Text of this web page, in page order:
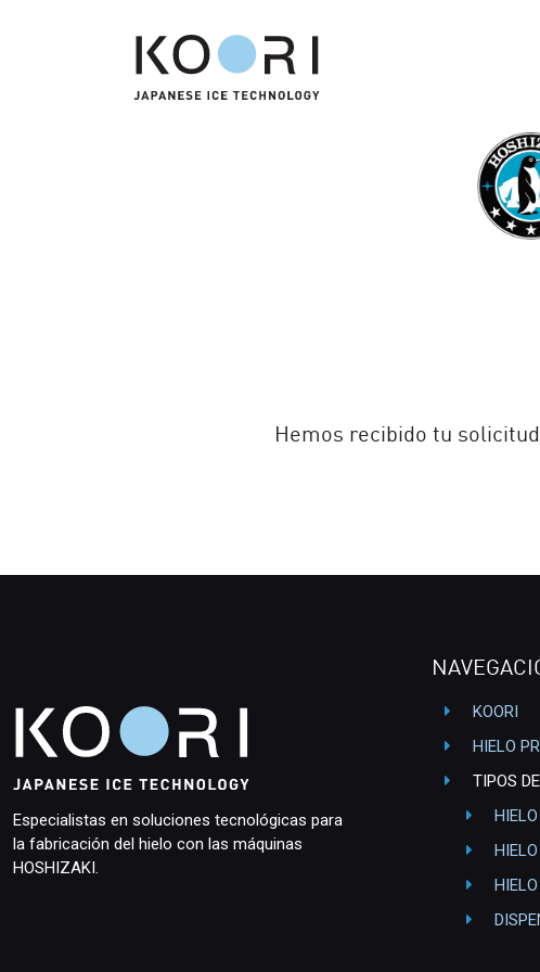
Hemos recibido tu
Especialistas en soluciones tecnológicas para
la fabricación del hielo con las máquinas
HOSHIZAKI.
KOORI
HIELO
TIPOS